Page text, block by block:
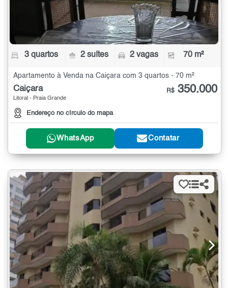
3 quartos 2 suítes 2 vagas 70 m²
Apartamento à Venda na Caiçara com 3 quartos - 70 m²
Caiçara
Litoral - Praia Grande
Endereço no círculo do mapa
R$ 350.000
WhatsApp Contatar